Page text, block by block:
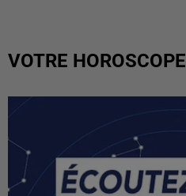
VOTRE HOROSCOPE